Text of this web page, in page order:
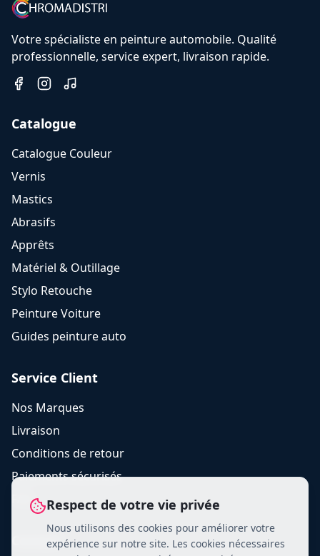
Votre spécialiste en peinture automobile. Qualité
professionnelle, service expert, livraison rapide.
Catalogue
Catalogue Couleur
Vernis
Mastics
Abrasifs
Apprêts
Matériel & Outillage
Stylo Retouche
Peinture Voiture
Guides peinture auto
Service Client
Nos Marques
Livraison
Conditions de retour
Paiements sécurisés
FAQ
Contact
Respect de votre vie privée
Nous utilisons des cookies pour améliorer votre
expérience sur notre site. Les cookies nécessaires